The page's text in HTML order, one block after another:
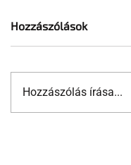
Jonathan Bailey
Hozzászólások
Hozzászólás írása...